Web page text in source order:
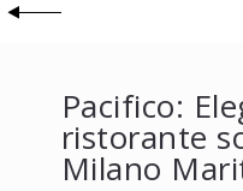
Pacifico:
ristorante
Milano